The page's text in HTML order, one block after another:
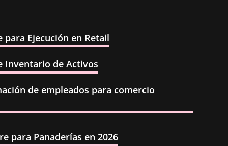
Ejecución en Retail
Inventario de Activos
de empleados para comercio
para Panaderías en 2026